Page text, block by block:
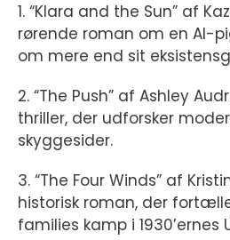
1. “Klara and the Sun” af
rørende roman om en AI-
om mere end sit
2. “The Push” af Ashley
thriller, der udforsker
skyggesider.
3. “The Four Winds” af
historisk roman, der
families kamp i 1930’ernes